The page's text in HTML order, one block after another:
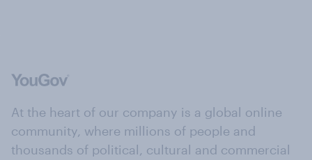
At the heart of our company is a global online
community, where millions of people and
thousands of political, cultural and commercial